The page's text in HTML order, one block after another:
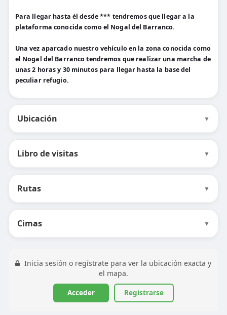
Para llegar hasta él desde *** tendremos que llegar a la
plataforma conocida como el Nogal del Barranco.
Una vez aparcado nuestro vehículo en la zona conocida como
el Nogal del Barranco tendremos que realizar una marcha de
unas 2 horas y 30 minutos para llegar hasta la base del
peculiar refugio.
Ubicación ▼
Libro de visitas ▼
Rutas ▼
Cimas ▼
Inicia sesión o regístrate para ver la ubicación exacta y
el mapa.
Acceder Registrarse